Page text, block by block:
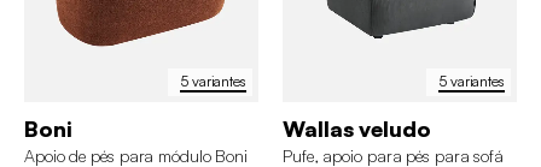
5 variantes
Boni
Apoio de pés para módulo Boni
5 variantes
Wallas veludo
Pufe, apoio para pés para sofá